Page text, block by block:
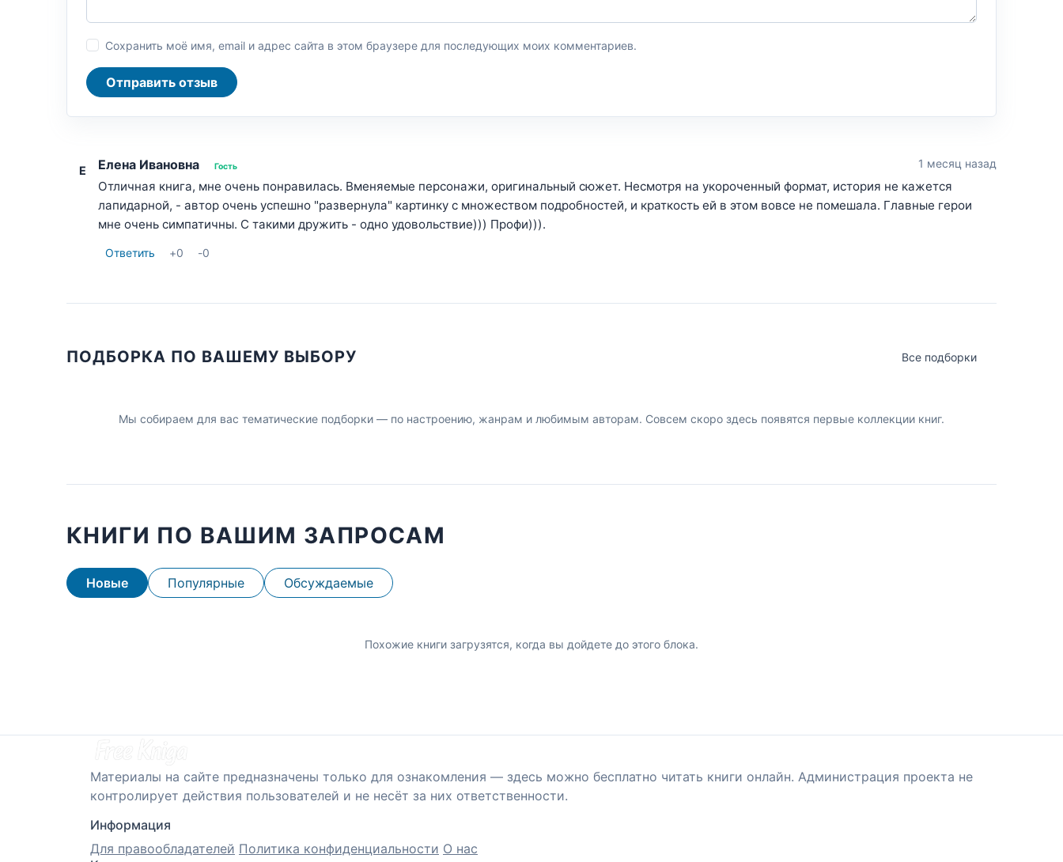
Сохранить моё имя, email и адрес сайта в этом браузере для последующих моих комментариев.
Отправить отзыв
Е Елена Ивановна Гость 1 месяц назад
Отличная книга, мне очень понравилась. Вменяемые персонажи, оригинальный сюжет. Несмотря на укороченный формат, история не кажется
лапидарной, - автор очень успешно "развернула" картинку с множеством подробностей, и краткость ей в этом вовсе не помешала. Главные герои
мне очень симпатичны. С такими дружить - одно удовольствие))) Профи))).
Ответить +0 -0
ПОДБОРКА ПО ВАШЕМУ ВЫБОРУ Все подборки
Мы собираем для вас тематические подборки — по настроению, жанрам и любимым авторам. Совсем скоро здесь появятся первые коллекции книг.
КНИГИ ПО ВАШИМ ЗАПРОСАМ
Новые Популярные Обсуждаемые
Похожие книги загрузятся, когда вы дойдете до этого блока.
Материалы на сайте предназначены только для ознакомления — здесь можно бесплатно читать книги онлайн. Администрация проекта не
контролирует действия пользователей и не несёт за них ответственности.
Информация
Для правообладателей Политика конфиденциальности О нас